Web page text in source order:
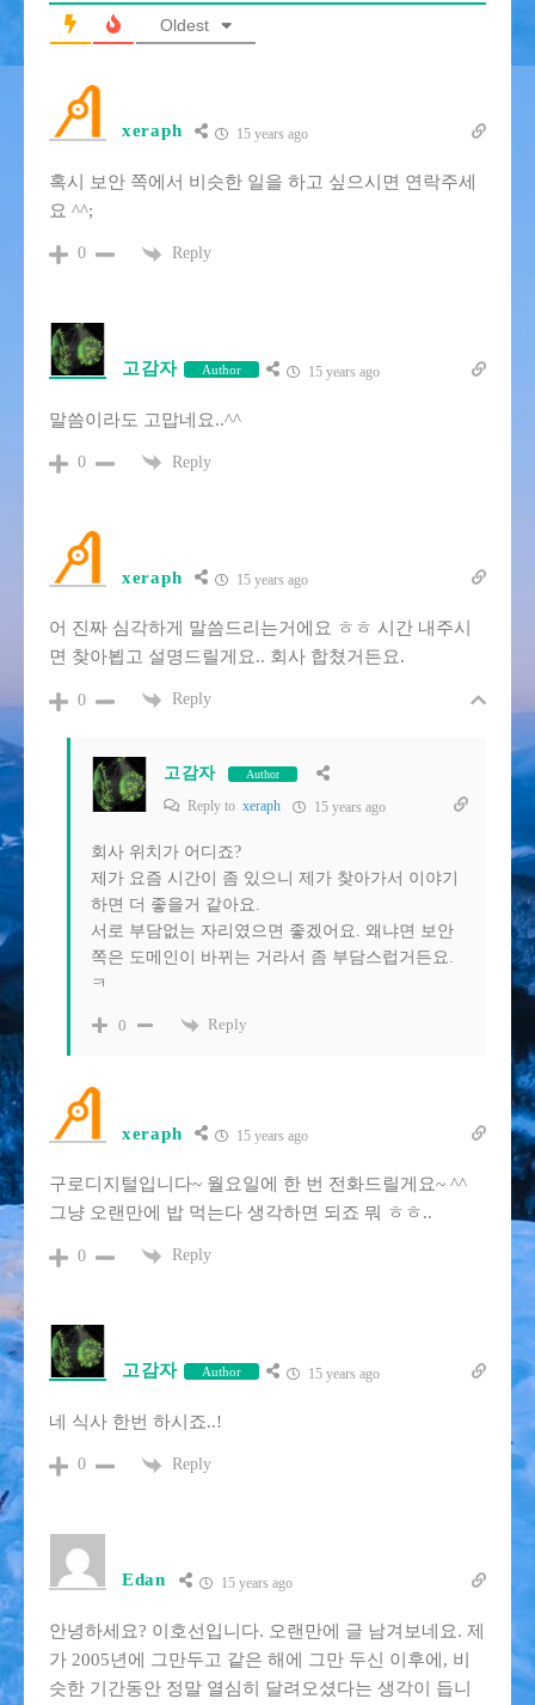
Oldest
xeraph 15 years ago
혹시 보안 쪽에서 비슷한 일을 하고 싶으시면 연락주세
요 ^^;
0 Reply
고감자 Author 15 years ago
말씀이라도 고맙네요..^^
0 Reply
xeraph 15 years ago
어 진짜 심각하게 말씀드리는거에요 ㅎㅎ 시간 내주시
면 찾아뵙고 설명드릴게요.. 회사 합쳤거든요.
0 Reply
고감자 Author
Reply to xeraph 15 years ago
회사 위치가 어디죠?
제가 요즘 시간이 좀 있으니 제가 찾아가서 이야기
하면 더 좋을거 같아요.
서로 부담없는 자리였으면 좋겠어요. 왜냐면 보안
쪽은 도메인이 바뀌는 거라서 좀 부담스럽거든요.
ㅋ
0 Reply
xeraph 15 years ago
구로디지털입니다~ 월요일에 한 번 전화드릴게요~ ^^
그냥 오랜만에 밥 먹는다 생각하면 되죠 뭐 ㅎㅎ..
0 Reply
고감자 Author 15 years ago
네 식사 한번 하시죠..!
0 Reply
Edan 15 years ago
안녕하세요? 이호선입니다. 오랜만에 글 남겨보네요. 제
가 2005년에 그만두고 같은 해에 그만 두신 이후에, 비
슷한 기간동안 정말 열심히 달려오셨다는 생각이 듭니